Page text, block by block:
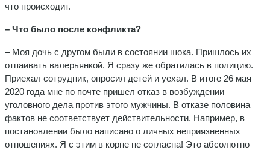
что происходит.
– Что было после конфликта?
– Моя дочь с другом были в состоянии шока. Пришлось их
отпаивать валерьянкой. Я сразу же обратилась в полицию.
Приехал сотрудник, опросил детей и уехал. В итоге 26 мая
2020 года мне по почте пришел отказ в возбуждении
уголовного дела против этого мужчины. В отказе половина
фактов не соответствует действительности. Например, в
постановлении было написано о личных неприязненных
отношениях. Я с этим в корне не согласна! Это абсолютно